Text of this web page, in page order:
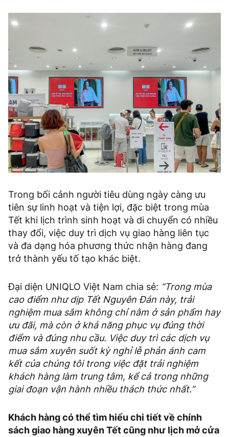
Trong bối cảnh người tiêu dùng ngày càng ưu
tiên sự linh hoạt và tiện lợi, đặc biệt trong mùa
Tết khi lịch trình sinh hoạt và di chuyển có nhiều
thay đổi, việc duy trì dịch vụ giao hàng liên tục
và đa dạng hóa phương thức nhận hàng đang
trở thành yếu tố tạo khác biệt.
Đại diện UNIQLO Việt Nam chia sẻ: “Trong mùa
cao điểm như dịp Tết Nguyên Đán này, trải
nghiệm mua sắm không chỉ nằm ở sản phẩm hay
ưu đãi, mà còn ở khả năng phục vụ đúng thời
điểm và đúng nhu cầu. Việc duy trì các dịch vụ
mua sắm xuyên suốt kỳ nghỉ lễ phản ánh cam
kết của chúng tôi trong việc đặt trải nghiệm
khách hàng làm trung tâm, kể cả trong những
giai đoạn vận hành nhiều thách thức nhất.”
Khách hàng có thể tìm hiểu chi tiết về chính
sách giao hàng xuyên Tết cũng như lịch mở cửa